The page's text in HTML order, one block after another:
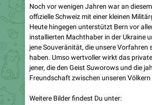
Heute hingegen unterstützt Bern vor
installierten Machthaber in der Ukraine
jene Souveränität, die unsere Vorfahren
haben. Umso wertvoller wirkt das
jener, die den Geist Suworows und die
Freundschaft zwischen unseren
Weitere Bilder findest Du unter: